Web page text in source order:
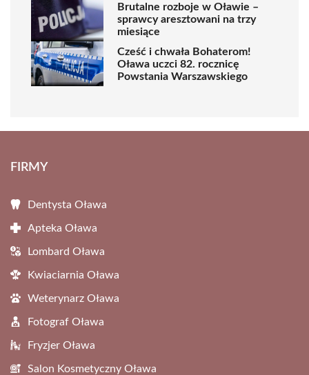
Brutalne rozboje w Oławie –
sprawcy aresztowani na trzy
miesiące
Cześć i chwała Bohaterom!
Oława uczci 82. rocznicę
Powstania Warszawskiego
FIRMY
Dentysta Oława
Apteka Oława
Lombard Oława
Kwiaciarnia Oława
Weterynarz Oława
Fotograf Oława
Fryzjer Oława
Salon Kosmetyczny Oława